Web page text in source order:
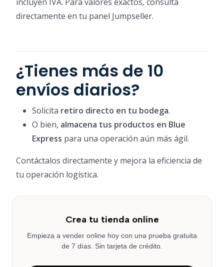
directamente en tu panel Jumpseller.
¿Tienes más de 10
envíos diarios?
Solicita retiro directo en tu bodega.
O bien, almacena tus productos en Blue
Express para una operación aún más ágil.
Contáctalos directamente y mejora la eficiencia de
tu operación logística.
Crea tu tienda online
Empieza a vender online hoy con una prueba gratuita
de 7 días. Sin tarjeta de crédito.